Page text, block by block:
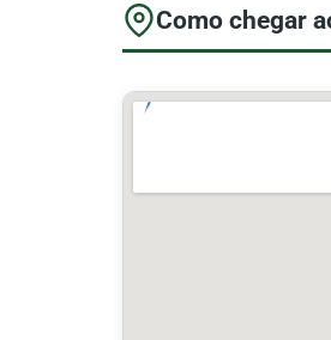
Como chegar